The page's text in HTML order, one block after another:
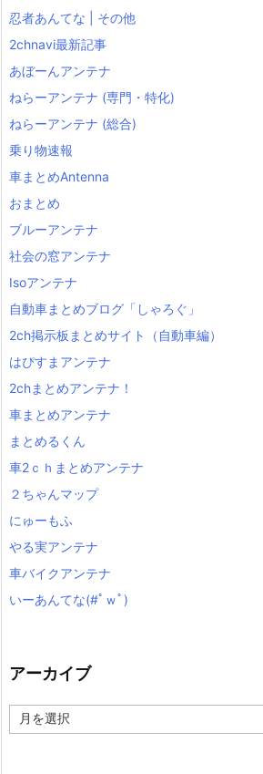
忍者あんてな | その他
2chnavi最新記事
あぼーんアンテナ
ねらーアンテナ (専門・特化)
ねらーアンテナ (総合)
乗り物速報
車まとめAntenna
おまとめ
ブルーアンテナ
社会の窓アンテナ
Isoアンテナ
自動車まとめブログ「しゃろぐ」
2ch掲示板まとめサイト（自動車編）
はぴすまアンテナ
2chまとめアンテナ！
車まとめアンテナ
まとめるくん
車2ｃｈまとめアンテナ
２ちゃんマップ
にゅーもふ
やる実アンテナ
車バイクアンテナ
いーあんてな(#ﾟｗﾟ)
アーカイブ
ー